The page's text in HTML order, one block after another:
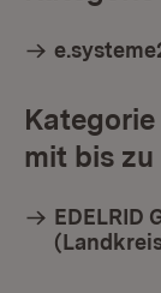
mit bis
EDELRID